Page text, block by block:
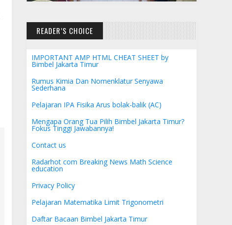
READER’S CHOICE
IMPORTANT AMP HTML CHEAT SHEET by
Bimbel Jakarta Timur
Rumus Kimia Dan Nomenklatur Senyawa
Sederhana
Pelajaran IPA Fisika Arus bolak-balik (AC)
Mengapa Orang Tua Pilih Bimbel Jakarta Timur?
Fokus Tinggi Jawabannya!
Contact us
Radarhot com Breaking News Math Science
education
Privacy Policy
Pelajaran Matematika Limit Trigonometri
Daftar Bacaan Bimbel Jakarta Timur